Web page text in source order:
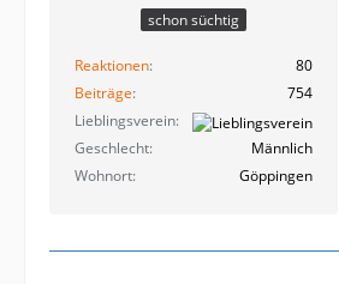
schon süchtig
Reaktionen
80
Beiträge
754
Lieblingsverein
Geschlecht
Männlich
Wohnort
Göppingen